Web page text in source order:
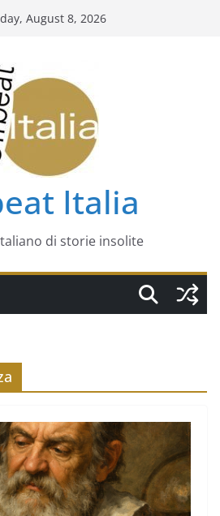
August 8, 2026
Italia
di storie insolite